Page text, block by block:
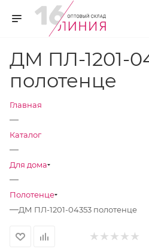
ДМ ПЛ-1201-
полотенце
Главная
—
Каталог
—
Для дома
—
Полотенце
—ДМ ПЛ-1201-04353 полотенце